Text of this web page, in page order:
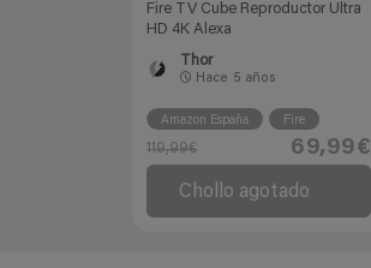
Fire TV Cube Reproductor Ultra
HD 4K Alexa
Thor
Hace 5 años
Amazon España Fire
119,99€ 69,99€
Chollo agotado